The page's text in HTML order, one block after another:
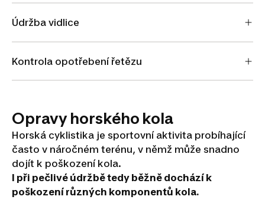
Údržba vidlice
Kontrola opotřebení řetězu
Opravy horského kola
Horská cyklistika je sportovní aktivita probíhající
často v náročném terénu, v němž může snadno
dojít k poškození kola.
I při pečlivé údržbě tedy běžně dochází k
poškození různých komponentů kola.